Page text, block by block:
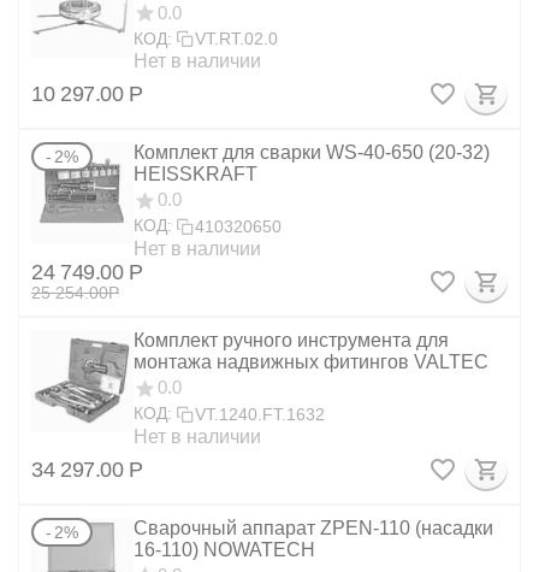
0.0
КОД: VT.RT.02.0
Нет в наличии
10 297.00 Р
2%
Комплект для сварки WS-40-650 (20-32)
HEISSKRAFT
0.0
КОД: 410320650
Нет в наличии
24 749.00 Р
25 254.00Р
Комплект ручного инструмента для
монтажа надвижных фитингов VALTEC
0.0
КОД: VT.1240.FT.1632
Нет в наличии
34 297.00 Р
2%
Сварочный аппарат ZPEN-110 (насадки
16-110) NOWATECH